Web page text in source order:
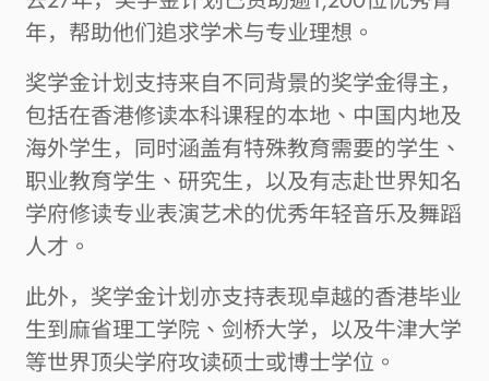
年，帮助他们追求学术与专业理想。
奖学金计划支持来自不同背景的奖学金得主，
包括在香港修读本科课程的本地、中国内地及
海外学生，同时涵盖有特殊教育需要的学生、
职业教育学生、研究生，以及有志赴世界知名
学府修读专业表演艺术的优秀年轻音乐及舞蹈
人才。
此外，奖学金计划亦支持表现卓越的香港毕业
生到麻省理工学院、剑桥大学，以及牛津大学
等世界顶尖学府攻读硕士或博士学位。